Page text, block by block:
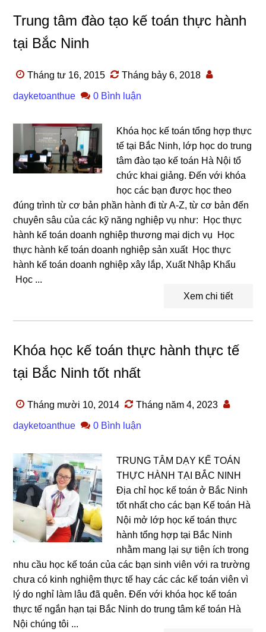
Trung tâm đào tạo kế toán thực hành
tại Bắc Ninh
Tháng tư 16, 2015 Tháng bảy 6, 2018
dayketoanthue 0 Bình luận
Khóa học kế toán tổng hợp thực
tế tại Bắc Ninh, lớp học do trung
tâm đào tạo kế toán Hà Nội tổ
chức khai giảng. Đến với khóa
học các bạn được học theo
đúng trình từ cơ bản phần hành đi từ A-Z, từ cơ bản đến
chuyên sâu của các kỹ năng nghiệp vụ như: Học thực
hành kế toán doanh nghiệp thương mại dịch vụ Học
thực hành kế toán doanh nghiệp sản xuất Học thực
hành kế toán doanh nghiệp xây lắp, Xuất Nhập Khẩu
Học ...
Xem chi tiết
Khóa học kế toán thực hành thực tế
tại Bắc Ninh tốt nhất
Tháng mười 10, 2014 Tháng năm 4, 2023
dayketoanthue 0 Bình luận
TRUNG TÂM DẠY KẾ TOÁN
THỰC HÀNH TẠI BẮC NINH
Địa chỉ học kế toán ở Bắc Ninh
tốt nhất cho các bạn Kế toán Hà
Nội mở lớp học kế toán thực
hành tổng hợp tại Bắc Ninh
nhằm mang lại sự tiện ích trong
nhu cầu học kế toán của các bạn sinh viên với ra trường
chưa có kinh nghiệm thực tế hay các các kế toán viên vì
lý do nghỉ làm lâu đã quên. Đến với khóa học kế toán
thực tế ngắn hạn tại Bắc Ninh do trung tâm kế toán Hà
Nội chúng tôi ...